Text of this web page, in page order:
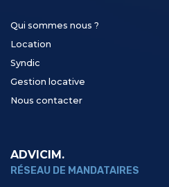
Qui sommes nous ?
Location
Syndic
Gestion locative
Nous contacter
ADVICIM.
RÉSEAU DE MANDATAIRES